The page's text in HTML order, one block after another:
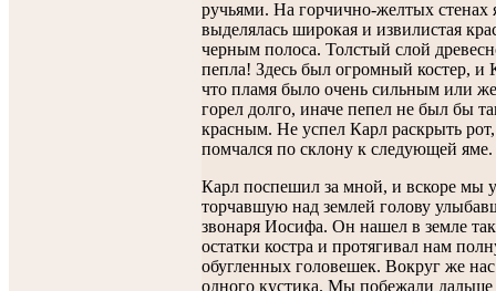
ручьями. На горчично-желтых стенах
выделялась широкая и извилистая
черным полоса. Толстый слой
пепла! Здесь был огромный костер, и
что пламя было очень сильным или же
горел долго, иначе пепел не был бы
красным. Не успел Карл раскрыть
помчался по склону к следующей яме.
Карл поспешил за мной, и вскоре мы
торчавшую над землей голову
звонаря Иосифа. Он нашел в земле
остатки костра и протягивал нам
обугленных головешек. Вокруг же
одного кустика. Мы побежали